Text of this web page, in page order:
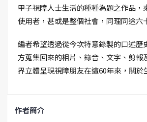
甲子視障人士生活的種種為題之作品，
使用者，甚或是整個社會，同理同途六
編者希望透過從今次特意錄製的口述歷
方蒐集回來的相片、錄音、文字、剪報
界立體呈現視障朋友在這60年來，關於
作者簡介